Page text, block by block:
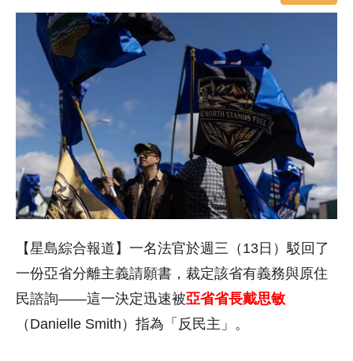
【星島綜合報道】一名法官於週三（13日）駁回了
一份亞省分離主義請願書，裁定該省有義務與原住
民諮詢——這一決定迅速被亞省省長戴思敏
（Danielle Smith）指為「反民主」。